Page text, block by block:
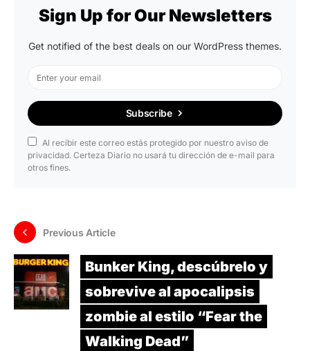
Sign Up for Our Newsletters
Get notified of the best deals on our WordPress themes.
Subscribe
Al recibir este correo estás protegido por nuestro aviso de
privacidad. Certeza Diario no usará tu dirección de e-mail para
otros fines.
Previous Article
Bunker King, descúbrelo y
sobrevive al apocalipsis
zombie al estilo “Fear the
Walking Dead”